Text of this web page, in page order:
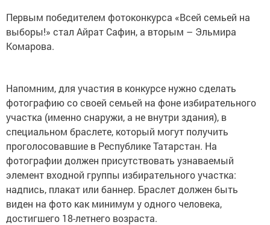
Первым победителем фотоконкурса «Всей семьей на
выборы!» стал Айрат Сафин, а вторым – Эльмира
Комарова.
Напомним, для участия в конкурсе нужно сделать
фотографию со своей семьей на фоне избирательного
участка (именно снаружи, а не внутри здания), в
специальном браслете, который могут получить
проголосовавшие в Республике Татарстан. На
фотографии должен присутствовать узнаваемый
элемент входной группы избирательного участка:
надпись, плакат или баннер. Браслет должен быть
виден на фото как минимум у одного человека,
достигшего 18-летнего возраста.